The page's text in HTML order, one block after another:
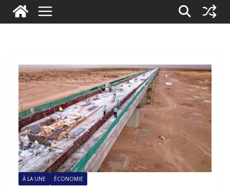
À LA UNE ÉCONOMIE